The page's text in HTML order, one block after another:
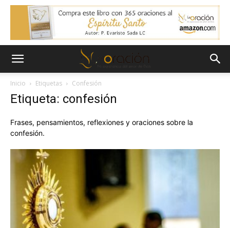
Inicio Etiquetas Confesión
Etiqueta: confesión
Frases, pensamientos, reflexiones y oraciones sobre la
confesión.